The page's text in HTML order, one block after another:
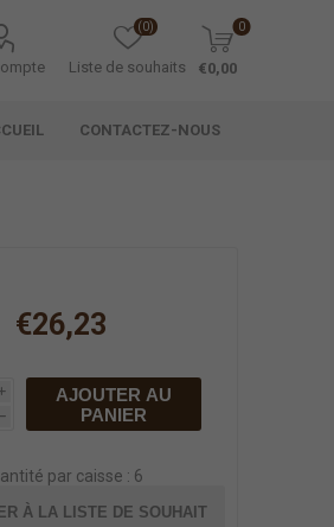
Liste de souhaits
(0) 0
€0,00
CONTACTEZ-NOUS
€26,23
AJOUTER AU
PANIER
par caisse : 6
À LA LISTE DE SOUHAIT